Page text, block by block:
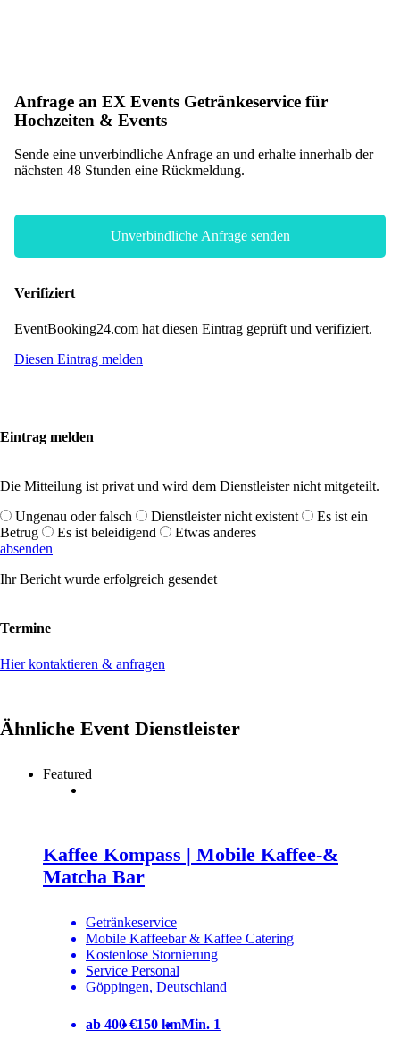
Anfrage an EX Events Getränkeservice für
Hochzeiten & Events
Sende eine unverbindliche Anfrage an und erhalte innerhalb der
nächsten 48 Stunden eine Rückmeldung.
Unverbindliche Anfrage senden
Verifiziert
EventBooking24.com hat diesen Eintrag geprüft und verifiziert.
Diesen Eintrag melden
Eintrag melden
Die Mitteilung ist privat und wird dem Dienstleister nicht mitgeteilt.
Ungenau oder falsch
Dienstleister nicht existent
Es ist ein
Betrug
Es ist beleidigend
Etwas anderes
absenden
Ihr Bericht wurde erfolgreich gesendet
Termine
Hier kontaktieren & anfragen
Ähnliche Event Dienstleister
Featured
Kaffee Kompass | Mobile Kaffee-&
Matcha Bar
Getränkeservice
Mobile Kaffeebar & Kaffee Catering
Kostenlose Stornierung
Service Personal
Göppingen, Deutschland
ab 400 €150 kmMin. 1